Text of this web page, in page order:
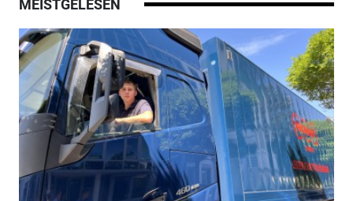
MEISTGELESEN